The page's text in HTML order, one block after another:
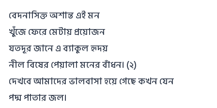
বেদনাসিক্ত অশান্ত এই মন
খুঁজে ফেরে মেটায় প্রয়োজন
যতদূর জানে এ ব্যাকুল হৃদয়
নীল বিষের পেয়ালা মনের বাঁধন। (২)
দেখবে আমাদের ভালবাসা হয়ে গেছে কখন যেন
পদ্ম পাতার জল।